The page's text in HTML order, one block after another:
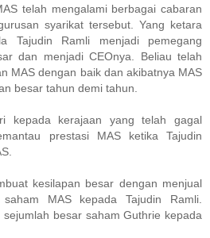
telah mengalami berbagai cabaran
syarikat tersebut. Yang ketara
Tajudin Ramli menjadi pemegang
dan menjadi CEOnya. Beliau telah
MAS dengan baik dan akibatnya MAS
besar tahun demi tahun.
kepada kerajaan yang telah gagal
prestasi MAS ketika Tajudin
kesilapan besar dengan menjual
MAS kepada Tajudin Ramli.
sejumlah besar saham Guthrie kepada